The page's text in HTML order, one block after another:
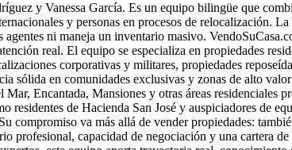
y Vanessa García. Es un equipo bilingüe que
y personas en procesos de relocalización.
ni maneja un inventario masivo.
real. El equipo se especializa en propiedades
corporativas y militares, propiedades
sólida en comunidades exclusivas y zonas de alto
Encantada, Mansiones y otras áreas residenciales
de Hacienda San José y auspiciadores de
compromiso va más allá de vender propiedades:
profesional, capacidad de negociación y una cartera de